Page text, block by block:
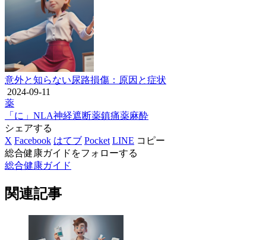
意外と知らない尿路損傷：原因と症状
2024-09-11
薬
「に」 NLA神経遮断薬鎮痛薬麻酔
シェアする
X Facebook はてブ Pocket LINE コピー
総合健康ガイドをフォローする
総合健康ガイド
関連記事